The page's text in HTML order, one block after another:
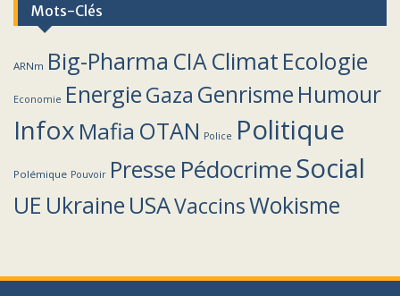
Mots-Clés
ARNm Big-Pharma CIA Climat Ecologie
Economie EnergieGaza Genrisme Humour
Infox Mafia OTAN Police Politique
Polémique Pouvoir Presse PédocrimeSocial
UE Ukraine USAVaccinsWokisme